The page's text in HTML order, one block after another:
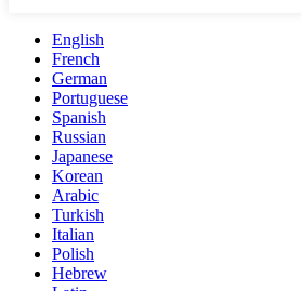
English
French
German
Portuguese
Spanish
Russian
Japanese
Korean
Arabic
Turkish
Italian
Polish
Hebrew